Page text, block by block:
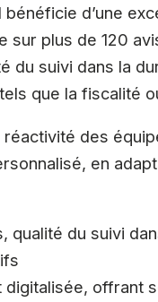
d’une
sur plus de 120
du suivi dans la
que la fiscalité
des
en
qualité du suivi
offrant